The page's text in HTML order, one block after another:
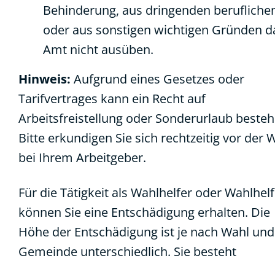
Behinderung, aus dringenden
oder aus sonstigen wichtigen Gründen
Amt nicht ausüben.
Hinweis: Aufgrund eines Gesetzes oder
Tarifvertrages kann ein Recht auf
Arbeitsfreistellung oder Sonderurlaub
Bitte erkundigen Sie sich rechtzeitig vor der
bei Ihrem Arbeitgeber.
Für die Tätigkeit als Wahlhelfer oder
können Sie eine Entschädigung erhalten. Die
Höhe der Entschädigung ist je nach Wahl und
Gemeinde unterschiedlich. Sie besteht